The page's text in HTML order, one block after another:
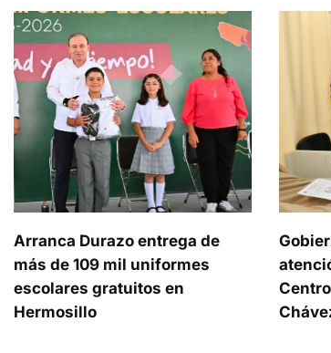
Arranca Durazo entrega de
más de 109 mil uniformes
escolares gratuitos en
Hermosillo